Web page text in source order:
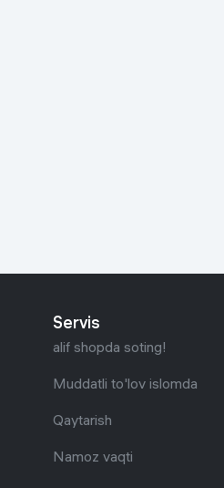
Servis
alif shopda soting!
Muddatli to'lov islomda
Qaytarish
Namoz vaqti